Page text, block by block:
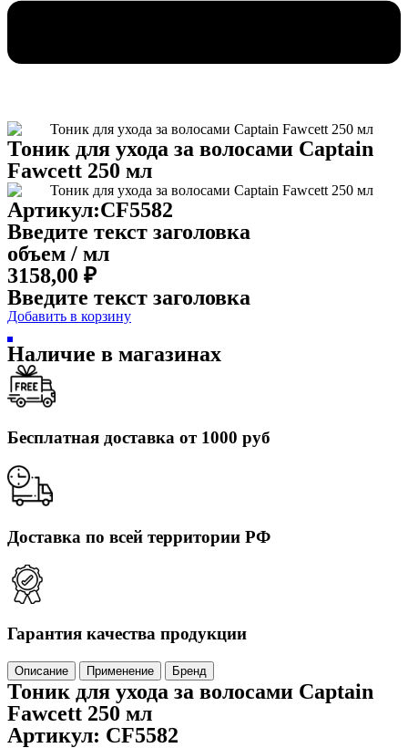
Тоник для ухода за волосами Captain
Fawcett 250 мл
Артикул:CF5582
Введите текст заголовка
объем / мл
3158,00 ₽
Введите текст заголовка
Добавить в корзину
Наличие в магазинах
Бесплатная доставка от 1000 руб
Доставка по всей территории РФ
Гарантия качества продукции
Описание Применение Бренд
Тоник для ухода за волосами Captain
Fawcett 250 мл
Артикул: CF5582